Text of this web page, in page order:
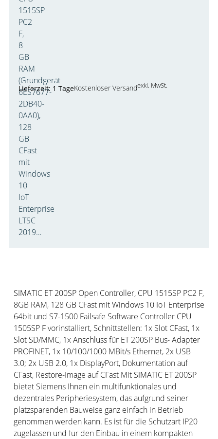
1515SP
PC2
F,
8
GB
RAM
(Grundgerät
6ES7677-
2DB40-
0AA0),
128
GB
CFast
mit
Windows
10
IoT
Enterprise
LTSC
2019…
Lieferzeit: 1 TageKostenloser Versandexkl. MwSt.
SIMATIC ET 200SP Open Controller, CPU 1515SP PC2 F,
8GB RAM, 128 GB CFast mit Windows 10 IoT Enterprise
64bit und S7-1500 Failsafe Software Controller CPU
1505SP F vorinstalliert, Schnittstellen: 1x Slot CFast, 1x
Slot SD/MMC, 1x Anschluss für ET 200SP Bus- Adapter
PROFINET, 1x 10/100/1000 MBit/s Ethernet, 2x USB
3.0; 2x USB 2.0, 1x DisplayPort, Dokumentation auf
CFast, Restore-Image auf CFast Mit SIMATIC ET 200SP
bietet Siemens Ihnen ein multifunktionales und
dezentrales Peripheriesystem, das aufgrund seiner
platzsparenden Bauweise ganz einfach in Betrieb
genommen werden kann. Es ist für die Schutzart IP20
zugelassen und für den Einbau in einem kompakten